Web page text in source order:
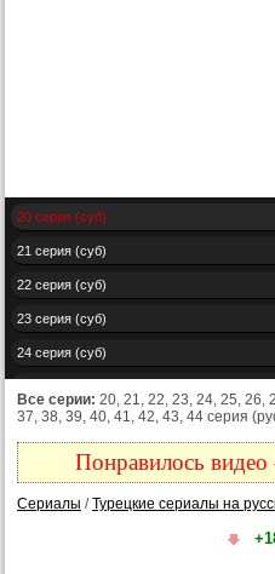
20 серия (суб)
21 серия (суб)
22 серия (суб)
23 серия (суб)
24 серия (суб)
26 серия (суб)
27 серия (суб)
Все серии: 20, 21, 22, 23, 24, 25, 26,
37, 38, 39, 40, 41, 42, 43, 44 серия
Понравилось
Сериалы /Турецкие сериалы на